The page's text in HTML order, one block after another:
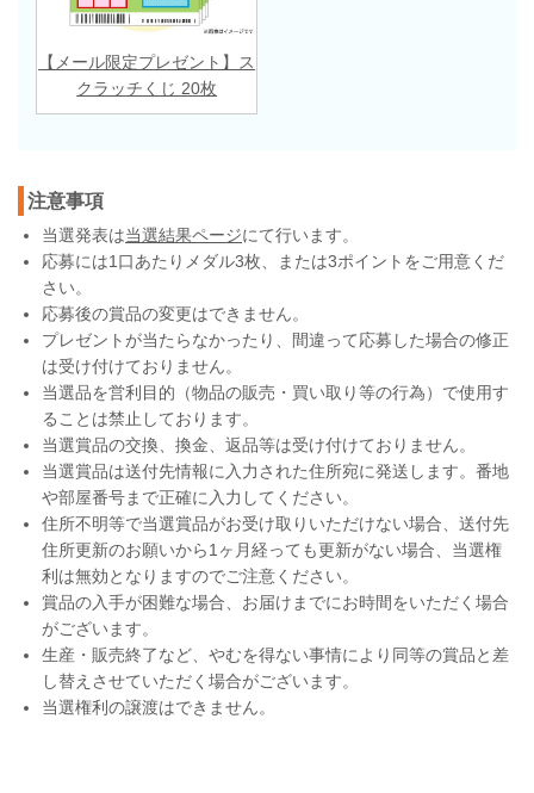
【メール限定プレゼント】ス
クラッチくじ 20枚
注意事項
当選発表は当選結果ページにて行います。
応募には1口あたりメダル3枚、または3ポイントをご用意くだ
さい。
応募後の賞品の変更はできません。
プレゼントが当たらなかったり、間違って応募した場合の修正
は受け付けておりません。
当選品を営利目的（物品の販売・買い取り等の行為）で使用す
ることは禁止しております。
当選賞品の交換、換金、返品等は受け付けておりません。
当選賞品は送付先情報に入力された住所宛に発送します。番地
や部屋番号まで正確に入力してください。
住所不明等で当選賞品がお受け取りいただけない場合、送付先
住所更新のお願いから1ヶ月経っても更新がない場合、当選権
利は無効となりますのでご注意ください。
賞品の入手が困難な場合、お届けまでにお時間をいただく場合
がございます。
生産・販売終了など、やむを得ない事情により同等の賞品と差
し替えさせていただく場合がございます。
当選権利の譲渡はできません。